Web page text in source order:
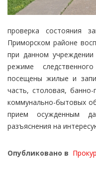
проверка состояния
Приморском районе
при данном
режиме
посещены жилые и
часть, столовая,
коммунально-бытовых
прием осужденным
разъяснения на
Опубликовано в